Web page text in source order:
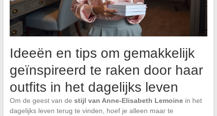
Ideeën en tips om gemakkelijk
geïnspireerd te raken door haar
outfits in het dagelijks leven
Om de geest van de stijl van Anne-Elisabeth Lemoinein het
dagelijks leven terug te vinden, hoef je alleen maar te